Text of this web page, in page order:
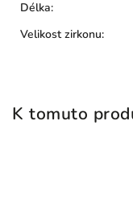
Délka:
Velikost zirkonu:
K tomuto